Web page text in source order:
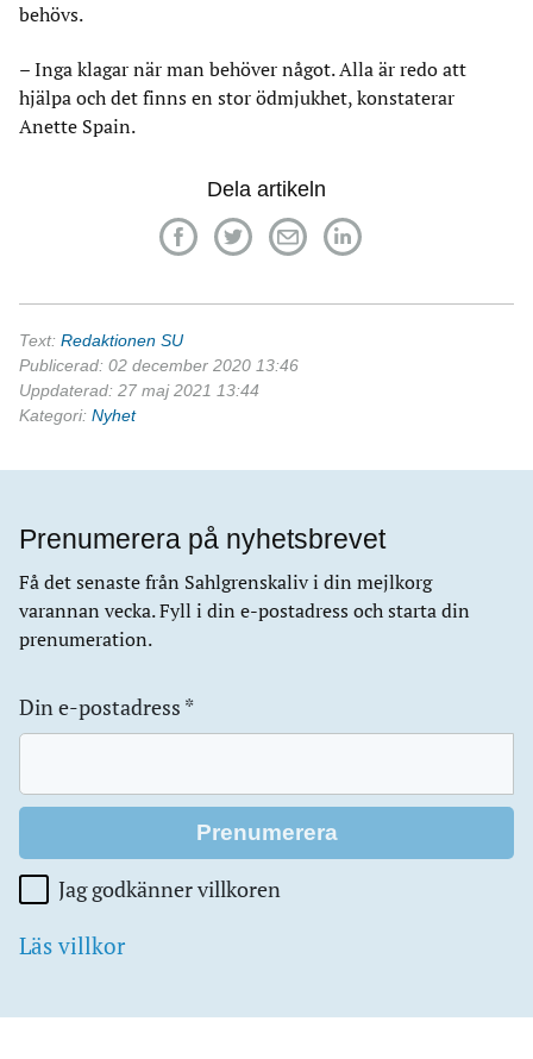
behövs.
– Inga klagar när man behöver något. Alla är redo att
hjälpa och det finns en stor ödmjukhet, konstaterar
Anette Spain.
Dela artikeln
Text: Redaktionen SU
Publicerad: 02 december 2020 13:46
Uppdaterad: 27 maj 2021 13:44
Kategori: Nyhet
Prenumerera på nyhetsbrevet
Få det senaste från Sahlgrenskaliv i din mejlkorg
varannan vecka. Fyll i din e-postadress och starta din
prenumeration.
Din e-postadress *
Jag godkänner villkoren
Läs villkor